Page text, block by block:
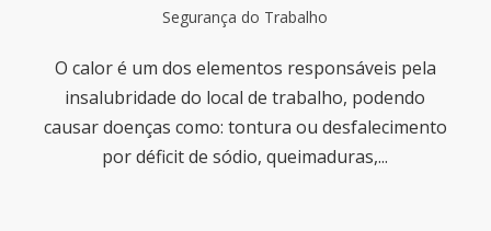
Segurança do Trabalho
O calor é um dos elementos responsáveis pela
insalubridade do local de trabalho, podendo
causar doenças como: tontura ou desfalecimento
por déficit de sódio, queimaduras,...